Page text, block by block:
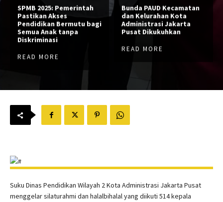
SPMB 2025: Pemerintah
Pastikan Akses
Pendidikan Bermutu bagi
Semua Anak tanpa
Diskriminasi
READ MORE
Bunda PAUD Kecamatan
dan Kelurahan Kota
Administrasi Jakarta
Pusat Dikukuhkan
READ MORE
Suku Dinas Pendidikan Wilayah 2 Kota Administrasi Jakarta Pusat
menggelar silaturahmi dan halalbihalal yang diikuti 514 kepala